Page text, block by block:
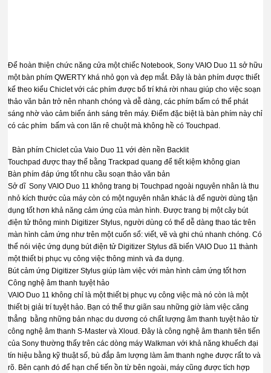
Để hoàn thiện chức năng cửa một chiếc Notebook, Sony VAIO Duo 11 sở hữu
một bàn phím QWERTY khá nhỏ gọn và đẹp mắt. Đây là bàn phím được thiết
kế theo kiểu Chiclet với các phím được bố trí khá rời nhau giúp cho việc soạn
thảo văn bản trở nên nhanh chóng và dễ dàng, các phím bấm có thể phát
sáng nhờ vào cảm biến ánh sáng trên máy. Điểm đặc biệt là bàn phím này chỉ
có các phím bấm và con lăn rê chuột mà không hề có Touchpad.
Bàn phím Chiclet của Vaio Duo 11 với đèn nền Backlit
Touchpad được thay thế bằng Trackpad quang để tiết kiệm không gian
Bàn phím đáp ứng tốt nhu cầu soạn thảo văn bản
Sở dĩ Sony VAIO Duo 11 không trang bị Touchpad ngoài nguyên nhân là thu
nhỏ kích thước của máy còn có một nguyên nhân khác là để người dùng tận
dụng tốt hơn khả năng cảm ứng của màn hình. Được trang bị một cây bút
điện tử thông minh Digitizer Stylus, người dùng có thể dễ dàng thao tác trên
màn hình cảm ứng như trên một cuốn sổ: viết, vẽ và ghi chú nhanh chóng. Có
thể nói việc ứng dụng bút điện tử Digitizer Stylus đã biến VAIO Duo 11 thành
một thiết bị phục vụ công việc thông minh và đa dụng.
Bút cảm ứng Digitizer Stylus giúp làm việc với màn hình cảm ứng tốt hơn
Công nghệ âm thanh tuyệt hảo
VAIO Duo 11 không chỉ là một thiết bị phục vụ công việc mà nó còn là một
thiết bị giải trí tuyệt hảo. Bạn có thể thư giãn sau những giờ làm việc căng
thẳng bằng những bản nhạc du dương có chất lượng âm thanh tuyệt hảo từ
công nghệ âm thanh S-Master và Xloud. Đây là công nghệ âm thanh tiên tiến
của Sony thường thấy trên các dòng máy Walkman với khả năng khuếch đại
tín hiệu bằng kỹ thuật số, bù đắp âm lượng làm âm thanh nghe được rất to và
rõ. Bên cạnh đó để hạn chế tiến ồn từ bên ngoài, máy cũng được tích hợp